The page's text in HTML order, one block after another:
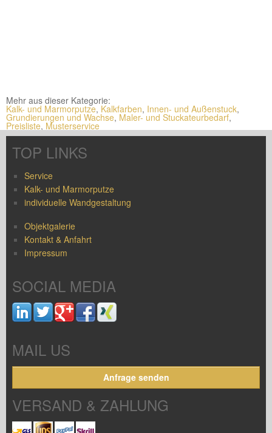
Mehr aus dieser Kategorie:
Kalk- und Marmorputze, Kalkfarben, Innen- und Außenstuck,
Grundierungen und Wachse, Maler- und Stuckateurbedarf,
Preisliste, Musterservice
TOP LINKS
Service
Kalk- und Marmorputze
individuelle Wandgestaltung
Objektgalerie
Kontakt & Anfahrt
Impressum
SOCIAL MEDIA
MAIL US
Anfrage senden
VERSAND & ZAHLUNG